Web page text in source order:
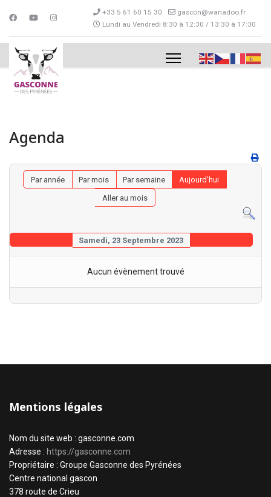
+33 5 61 60 15 30
gascon@wanadoo.fr
Lundi au Vendredi 8:30 à 12:30 / 13:30 à 17:30
Agenda
Par année Par mois Par semaine
Aujourd'hui
Aller au mois
Samedi, 23 Septembre 2023
Aucun évènement trouvé
Mentions légales
Nom du site web : gasconne.com
Adresse : https://gasconne.com
Propriétaire : Groupe Gasconne des Pyrénées
Centre national gascon
378 route de Crieu